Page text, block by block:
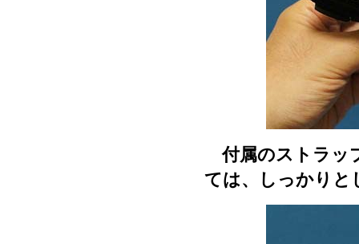
付属のストラッ
ては、しっかりと